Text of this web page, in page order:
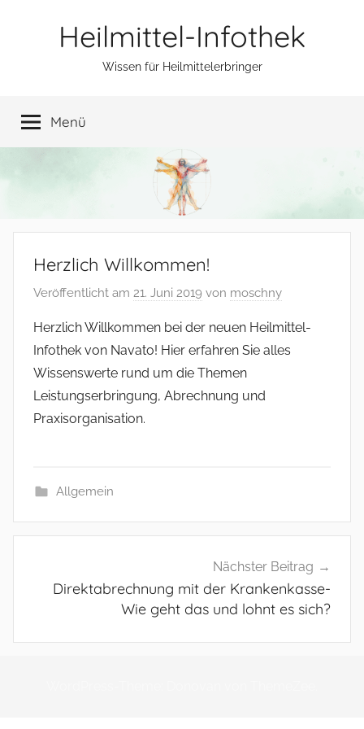
Heilmittel-Infothek
Wissen für Heilmittelerbringer
Menü
Herzlich Willkommen!
Veröffentlicht am 21. Juni 2019 von moschny
Herzlich Willkommen bei der neuen Heilmittel-
Infothek von Navato! Hier erfahren Sie alles
Wissenswerte rund um die Themen
Leistungserbringung, Abrechnung und
Praxisorganisation.
Allgemein
Nächster Beitrag
Direktabrechnung mit der Krankenkasse-
Wie geht das und lohnt es sich?